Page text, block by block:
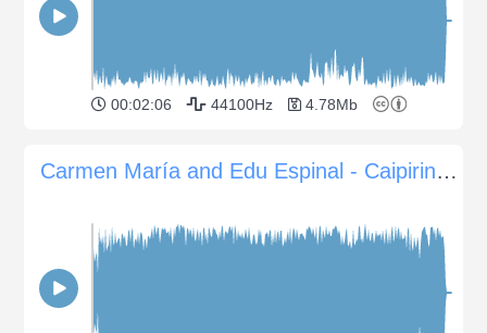
00:02:06 44100Hz 4.78Mb
Carmen María and Edu Espinal - Caipirinha in Hawaii